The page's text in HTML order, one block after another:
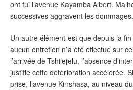
ont fui l’avenue Kayamba Albert.
successives aggravent les dommages.
Un autre élément est que depuis la fin
aucun entretien n’a été effectué sur
l’arrivée de Tshilejelu, l’absence
justifie cette détérioration accélérée.
prise, l’avenue Kinshasa, au niveau